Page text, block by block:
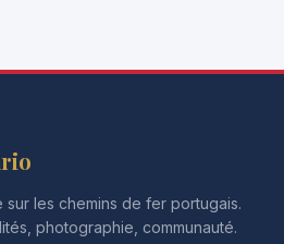
les chemins de fer portugais.
photographie, communauté.